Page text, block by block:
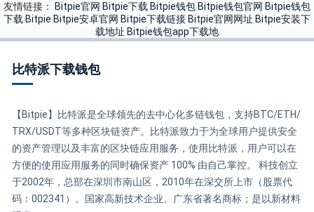
友情链接： Bitpie官网 Bitpie下载 Bitpie钱包 Bitpie钱包官网 Bitpie钱包
下载 Bitpie Bitpie安卓官网 Bitpie下载链接 Bitpie官网网址 Bitpie安装下
载地址 Bitpie钱包app下载地
比特派下载钱包
【Bitpie】比特派是全球领先的去中心化多链钱包，支持BTC/ETH/
TRX/USDT等多种区块链资产。比特派致力于为全球用户提供安全
的资产管理以及丰富的区块链应用服务，使用比特派，用户可以在
方便的使用应用服务的同时确保资产 100% 由自己掌控。 科技创立
于2002年，总部在深圳市南山区，2010年在深交所上市（股票代
码：002341）。国家高新技术企业、广东省著名商标；是以新材料